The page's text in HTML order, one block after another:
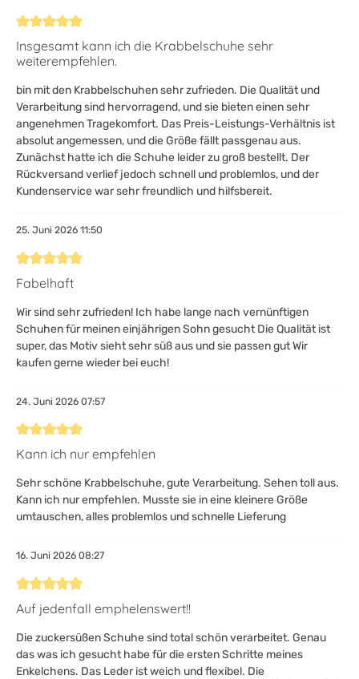
Bewertung mit 5 von 5 Sternen
Insgesamt kann ich die Krabbelschuhe sehr
weiterempfehlen.
bin mit den Krabbelschuhen sehr zufrieden. Die Qualität und
Verarbeitung sind hervorragend, und sie bieten einen sehr
angenehmen Tragekomfort. Das Preis-Leistungs-Verhältnis ist
absolut angemessen, und die Größe fällt passgenau aus.
Zunächst hatte ich die Schuhe leider zu groß bestellt. Der
Rückversand verlief jedoch schnell und problemlos, und der
Kundenservice war sehr freundlich und hilfsbereit.
25. Juni 2026 11:50
Bewertung mit 5 von 5 Sternen
Fabelhaft
Wir sind sehr zufrieden! Ich habe lange nach vernünftigen
Schuhen für meinen einjährigen Sohn gesucht Die Qualität ist
super, das Motiv sieht sehr süß aus und sie passen gut Wir
kaufen gerne wieder bei euch!
24. Juni 2026 07:57
Bewertung mit 5 von 5 Sternen
Kann ich nur empfehlen
Sehr schöne Krabbelschuhe, gute Verarbeitung. Sehen toll aus.
Kann ich nur empfehlen. Musste sie in eine kleinere Größe
umtauschen, alles problemlos und schnelle Lieferung
16. Juni 2026 08:27
Bewertung mit 5 von 5 Sternen
Auf jedenfall emphelenswert!!
Die zuckersüßen Schuhe sind total schön verarbeitet. Genau
das was ich gesucht habe für die ersten Schritte meines
Enkelchens. Das Leder ist weich und flexibel. Die